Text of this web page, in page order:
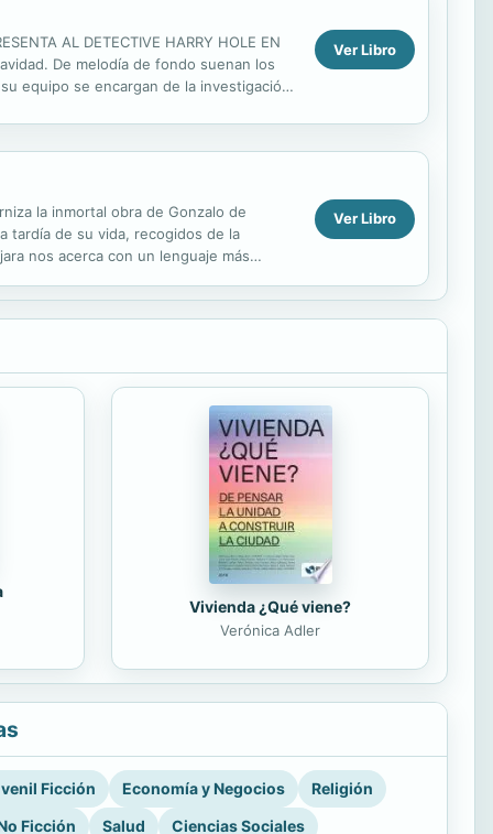
AL DETECTIVE HARRY HOLE EN
De melodía de fondo suenan los
equipo se encargan de la investigación,
Ver Libro
la inmortal obra de Gonzalo de
tardía de su vida, recogidos de la
nos acerca con un lenguaje más
Ver Libro
Vivienda ¿Qué viene?
Verónica Adler
Ficción Economía y Negocios
Religión
Ficción
Salud Ciencias Sociales